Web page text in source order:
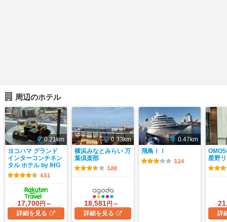
周辺のホテル
0.21km
ヨコハマ グランド
インターコンチネン
タル ホテル by IHG
4.51
17,700円～
詳細を見る
0.33km
横浜みなとみらい 万
葉倶楽部
3.88
18,581円～
詳細を見る
0.47km
飛鳥ＩＩ
3.24
星野
詳